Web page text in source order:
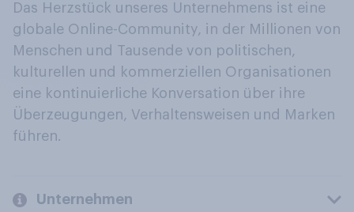
Das Herzstück unseres Unternehmens ist eine
globale Online-Community, in der Millionen von
Menschen und Tausende von politischen,
kulturellen und kommerziellen Organisationen
eine kontinuierliche Konversation über ihre
Überzeugungen, Verhaltensweisen und Marken
führen.
Unternehmen